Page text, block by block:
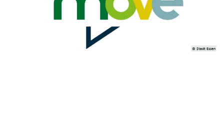
© Stadt Essen